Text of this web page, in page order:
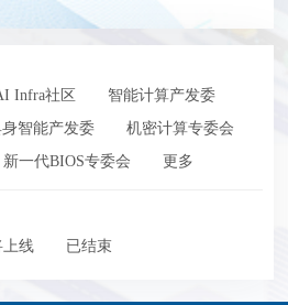
Infra社区
智能计算产发委
身智能产发委
机密计算专委会
新一代BIOS专委会 更多
上线 已结束